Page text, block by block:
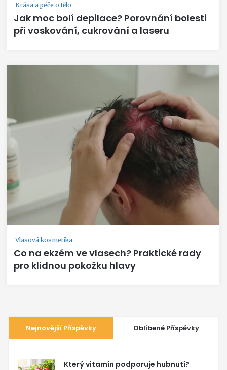
Krása a péče o tělo
Jak moc bolí depilace? Porovnání bolesti
při voskování, cukrování a laseru
Vlasová kosmetika
Co na ekzém ve vlasech? Praktické rady
pro klidnou pokožku hlavy
Nejnovější Příspěvky Oblíbené Příspěvky
Který vitamín podporuje hubnutí?